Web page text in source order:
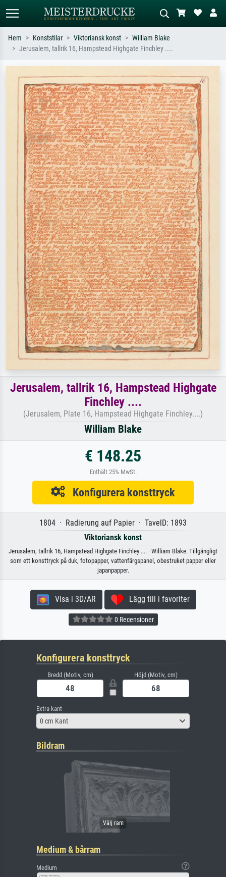
Sök efter konstnär, titel eller stil –
t.ex. Monet, Stjärnenatt,
impressionism, Hokusai-våg, naken.
Beskriv scenen – t.ex. grön äng,
abstrakt med mycket rött, mörk
oljemålning, stående naken bredvid ett
träd.
Hem Konststilar Viktoriansk konst
William Blake
Jerusalem, tallrik 16, Hampstead Highgate Finchley ....
Jerusalem, tallrik 16, Hampstead Highgate
Finchley ....
(Jerusalem, Plate 16, Hampstead Highgate Finchley....)
William Blake
€ 148.25
Enthält 25% MwSt.
Konfigurera konsttryck
1804 · Radierung auf Papier · TavelD: 1893
Viktoriansk konst
Jerusalem, tallrik 16, Hampstead Highgate Finchley .... · William Blake. Tillgängligt
som ett konsttryck på duk, fotopapper, vattenfärgspanel, obestruket papper eller
japanpapper.
Visa i 3D/AR Lägg till i favoriter
0 Recensioner
Konfigurera konsttryck
Bredd (Motiv, cm) Höjd (Motiv, cm)
Extra kant
0 cm Kant
Bildram
Medium & bårram
Medium